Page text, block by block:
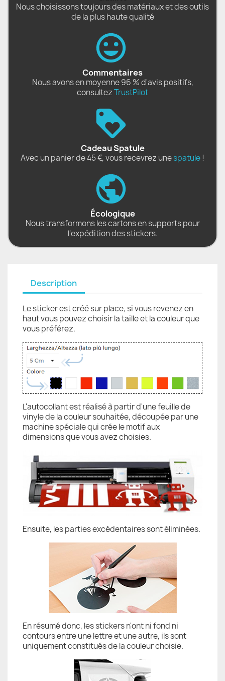
Nous choisissons toujours des matériaux et des outils
de la plus haute qualité
Commentaires
Nous avons en moyenne 96 % d'avis positifs,
consultezTrustPilot
Cadeau Spatule
Avec un panier de 45 €, vous recevrez unespatule !
Écologique
Nous transformons les cartons en supports pour
l'expédition des stickers.
Description
Le sticker est créé sur place, si vous revenez en
haut vous pouvez choisir la taille et la couleur que
vous préférez.
L'autocollant est réalisé à partir d'une feuille de
vinyle de la couleur souhaitée, découpée par une
machine spéciale qui crée le motif aux
dimensions que vous avez choisies.
Ensuite, les parties excédentaires sont éliminées.
En résumé donc, les stickers n'ont ni fond ni
contours entre une lettre et une autre, ils sont
uniquement constitués de la couleur choisie.